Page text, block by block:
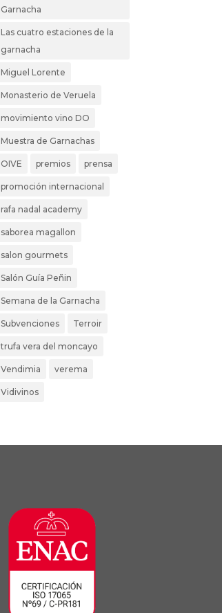
Garnacha
Las cuatro estaciones de la
garnacha
Miguel Lorente
Monasterio de Veruela
movimiento vino DO
Muestra de Garnachas
OIVE premios prensa
promoción internacional
rafa nadal academy
saborea magallon
salon gourmets
Salón Guía Peñin
Semana de la Garnacha
Subvenciones Terroir
trufa vera del moncayo
Vendimia verema
Vidivinos